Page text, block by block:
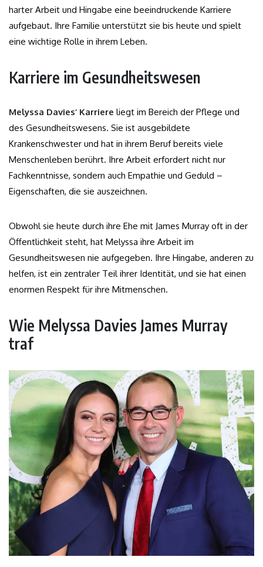
harter Arbeit und Hingabe eine beeindruckende Karriere
aufgebaut. Ihre Familie unterstützt sie bis heute und spielt
eine wichtige Rolle in ihrem Leben.
Karriere im Gesundheitswesen
Melyssa Davies‘ Karriere liegt im Bereich der Pflege und
des Gesundheitswesens. Sie ist ausgebildete
Krankenschwester und hat in ihrem Beruf bereits viele
Menschenleben berührt. Ihre Arbeit erfordert nicht nur
Fachkenntnisse, sondern auch Empathie und Geduld –
Eigenschaften, die sie auszeichnen.
Obwohl sie heute durch ihre Ehe mit James Murray oft in der
Öffentlichkeit steht, hat Melyssa ihre Arbeit im
Gesundheitswesen nie aufgegeben. Ihre Hingabe, anderen zu
helfen, ist ein zentraler Teil ihrer Identität, und sie hat einen
enormen Respekt für ihre Mitmenschen.
Wie Melyssa Davies James Murray
traf